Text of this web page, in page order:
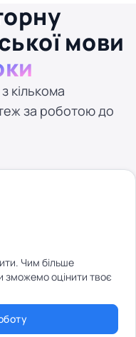
мови
кількома
за роботою до
Чим більше
зможемо оцінити твоє